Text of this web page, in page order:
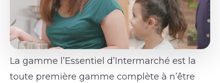
La gamme l’Essentiel d’Intermarché est la
toute première gamme complète à n’être